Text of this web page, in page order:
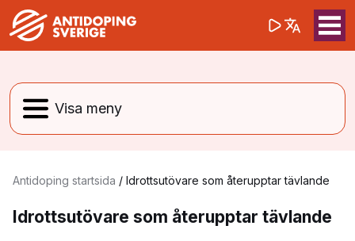
Sök på(opens in a
Antidoping startsida / Idrottsutövare som återupptar tävlande
Idrottsutövare som återupptar tävlande